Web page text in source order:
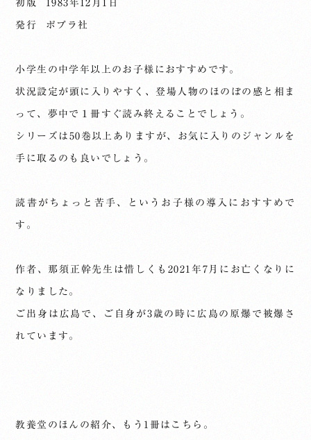
初版 1983年12月1日
発行 ポプラ社
小学生の中学年以上のお子様におすすめです。
状況設定が頭に入りやすく、登場人物のほのぼの感と相ま
って、夢中で１冊すぐ読み終えることでしょう。
シリーズは50巻以上ありますが、お気に入りのジャンルを
手に取るのも良いでしょう。
読書がちょっと苦手、というお子様の導入におすすめで
す。
作者、那須正幹先生は惜しくも2021年7月にお亡くなりに
なりました。
ご出身は広島で、ご自身が3歳の時に広島の原爆で被爆さ
れています。
教養堂のほんの紹介、もう1冊はこちら。